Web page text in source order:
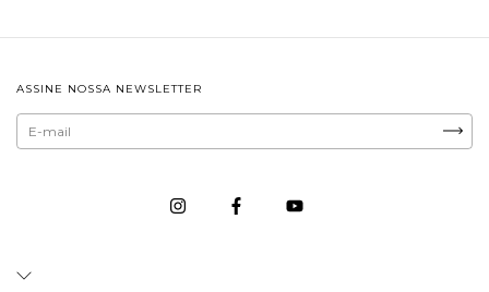
ASSINE NOSSA NEWSLETTER